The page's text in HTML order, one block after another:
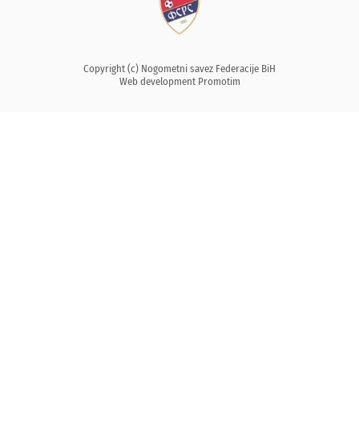
Copyright (c) Nogometni savez Federacije BiH
Web development Promotim